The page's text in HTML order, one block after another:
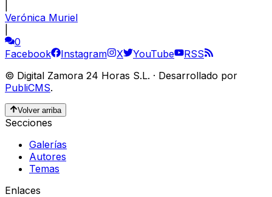
Verónica Muriel
0
Facebook
Instagram X YouTube
RSS
© Digital Zamora 24 Horas S.L. · Desarrollado por
PubliCMS.
Volver arriba
Secciones
Galerías
Autores
Temas
Enlaces